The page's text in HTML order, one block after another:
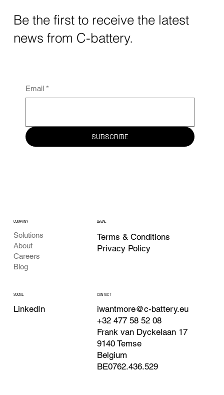
Be the first to receive the latest
news from C-battery.
Email *
SUBSCRIBE
COMPANY
Solutions
About
Careers
Blog
LEGAL
Terms & Conditions
Privacy Policy
SOCIAL
LinkedIn
CONTACT
iwantmore@c-battery.eu
+32 477 58 52 08
Frank van Dyckelaan 17
9140 Temse
Belgium
BE0762.436.529